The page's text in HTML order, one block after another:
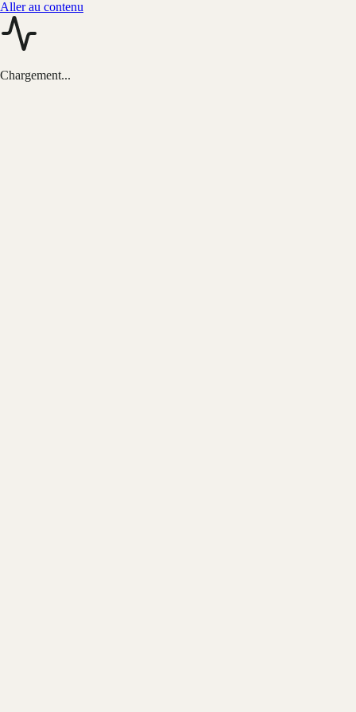
Aller au contenu
Chargement...